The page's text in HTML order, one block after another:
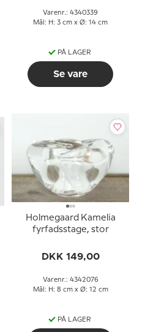
Varenr.: 4340339
Mål: H: 3 cm x Ø: 14 cm
PÅ LAGER
Se vare
Holmegaard Kamelia
fyrfadsstage, stor
DKK 149,00
Varenr.: 4342076
Mål: H: 8 cm x Ø: 12 cm
PÅ LAGER